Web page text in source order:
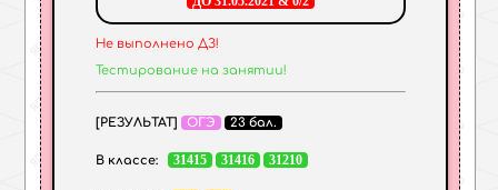
Не выполнено ДЗ!
Тестирование на занятии!
[РЕЗУЛЬТАТ] ОГЭ 23 бал.
В классе: 31415 31416 31210